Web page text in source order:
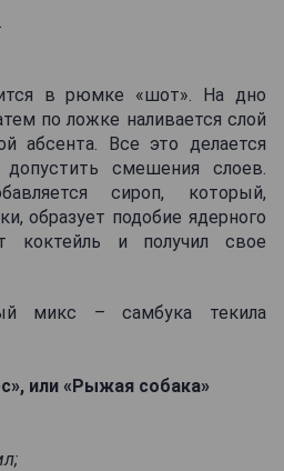
в рюмке «шот». На дно
по ложке наливается слой
абсента. Все это делается
смешения слоев.
сироп, который,
образует подобие ядерного
коктейль и получил свое
микс – самбука текила
или «Рыжая собака»